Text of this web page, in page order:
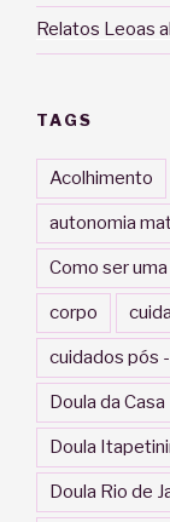
Relatos Leoas
TAGS
Acolhimento
autonomia
Como ser
corpo
cuidados pós
Doula da Casa
Doula
Doula Rio de